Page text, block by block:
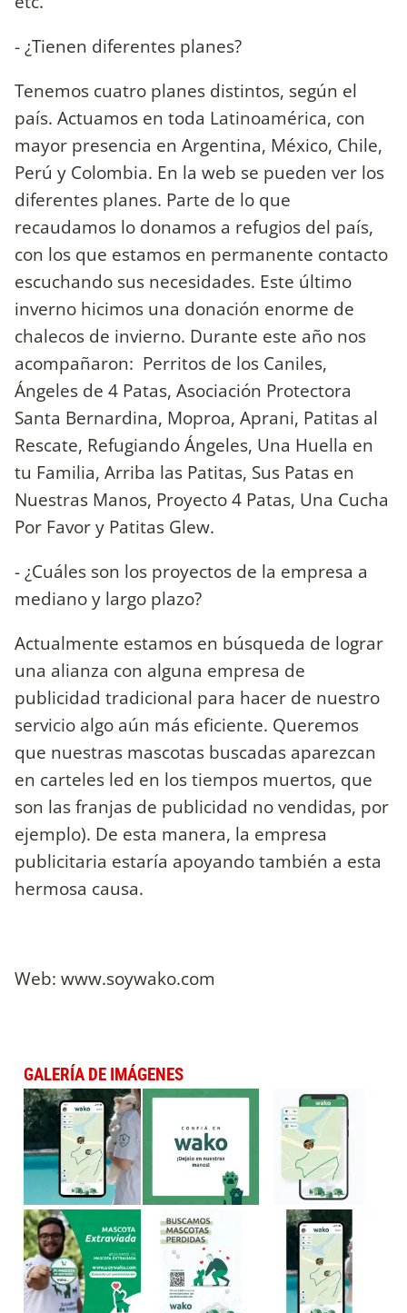
- ¿Tienen diferentes planes?
Tenemos cuatro planes distintos, según el
país. Actuamos en toda Latinoamérica, con
mayor presencia en Argentina, México, Chile,
Perú y Colombia. En la web se pueden ver los
diferentes planes. Parte de lo que
recaudamos lo donamos a refugios del país,
con los que estamos en permanente contacto
escuchando sus necesidades. Este último
inverno hicimos una donación enorme de
chalecos de invierno. Durante este año nos
acompañaron: Perritos de los Caniles,
Ángeles de 4 Patas, Asociación Protectora
Santa Bernardina, Moproa, Aprani, Patitas al
Rescate, Refugiando Ángeles, Una Huella en
tu Familia, Arriba las Patitas, Sus Patas en
Nuestras Manos, Proyecto 4 Patas, Una Cucha
Por Favor y Patitas Glew.
- ¿Cuáles son los proyectos de la empresa a
mediano y largo plazo?
Actualmente estamos en búsqueda de lograr
una alianza con alguna empresa de
publicidad tradicional para hacer de nuestro
servicio algo aún más eficiente. Queremos
que nuestras mascotas buscadas aparezcan
en carteles led en los tiempos muertos, que
son las franjas de publicidad no vendidas, por
ejemplo). De esta manera, la empresa
publicitaria estaría apoyando también a esta
hermosa causa.
Web: www.soywako.com
GALERÍA DE IMÁGENES